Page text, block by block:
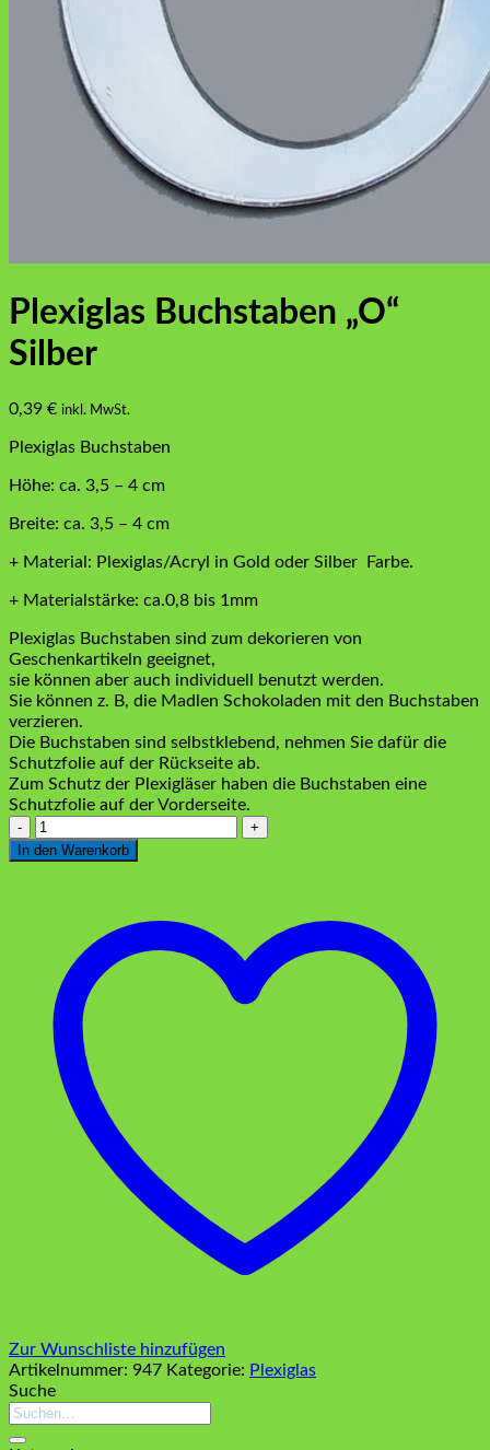
Plexiglas Buchstaben „O“
Silber
0,39 € inkl. MwSt.
Plexiglas Buchstaben
Höhe: ca. 3,5 – 4 cm
Breite: ca. 3,5 – 4 cm
+ Material: Plexiglas/Acryl in Gold oder Silber Farbe.
+ Materialstärke: ca.0,8 bis 1mm
Plexiglas Buchstaben sind zum dekorieren von
Geschenkartikeln geeignet,
sie können aber auch individuell benutzt werden.
Sie können z. B, die Madlen Schokoladen mit den Buchstaben
verzieren.
Die Buchstaben sind selbstklebend, nehmen Sie dafür die
Schutzfolie auf der Rückseite ab.
Zum Schutz der Plexigläser haben die Buchstaben eine
Schutzfolie auf der Vorderseite.
Plexiglas
Buchstaben
"O"
In den Warenkorb
Zur Wunschliste hinzufügen
Artikelnummer: 947 Kategorie: Plexiglas
Suche
Suchen